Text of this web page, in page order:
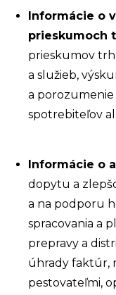
Informácie o
prieskumoch
prieskumov
a služieb,
a
spotrebiteľov
Informácie o
dopytu a
a na podporu
spracovania a
prepravy a
úhrady faktúr,
pestovateľmi,